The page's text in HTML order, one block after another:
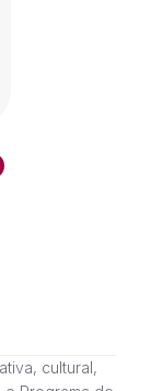
cultural,